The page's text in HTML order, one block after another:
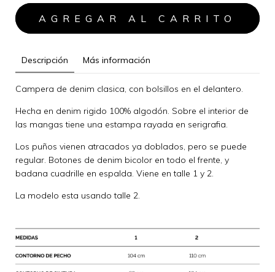
Descripción Más información
Campera de denim clasica, con bolsillos en el delantero.
Hecha en denim rigido 100% algodón. Sobre el interior de
las mangas tiene una estampa rayada en serigrafia.
Los puños vienen atracados ya doblados, pero se puede
regular. Botones de denim bicolor en todo el frente, y
badana cuadrille en espalda. Viene en talle 1 y 2.
La modelo esta usando talle 2.